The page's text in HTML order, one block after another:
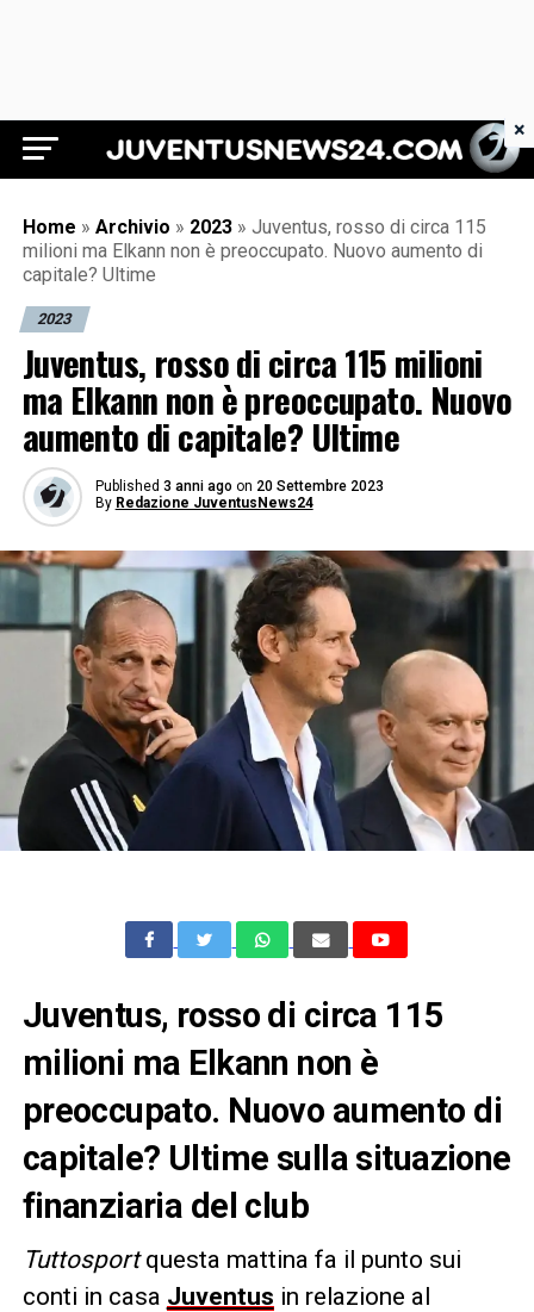
Juventus News 24
Home » Archivio » 2023 » Juventus, rosso di circa 115
milioni ma Elkann non è preoccupato. Nuovo aumento di
capitale? Ultime
2023
Juventus, rosso di circa 115 milioni
ma Elkann non è preoccupato. Nuovo
aumento di capitale? Ultime
Published 3 anni ago on 20 Settembre 2023
By Redazione JuventusNews24
Juventus, rosso di circa 115
milioni ma Elkann non è
preoccupato. Nuovo aumento di
capitale? Ultime sulla situazione
finanziaria del club
Tuttosportquesta mattina fa il punto sui
conti in casa Juventus in relazione al
×